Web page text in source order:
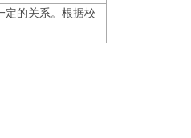
定的关系。根据校